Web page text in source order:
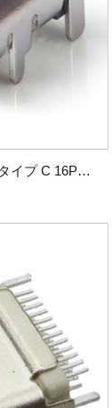
USB-20C-F-01C 充電器の USB タイプ C 16PIN コネクタ シングル MID-MOUNT SMT タイプ